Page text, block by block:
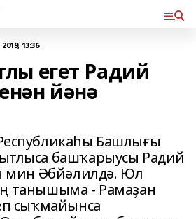
13:36
егет Радий
йәнә
Башлығы
башҡарыусы Радий
мин Әбйәлилдә. Юл
танышыма - Рамаҙан
сыҡмайынса